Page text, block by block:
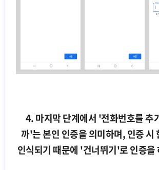
4. 마지막 단계에서 '전화번호를 추
까'는 본인 인증을 의미하며, 인증 시
인식되기 때문에 '건너뛰기'로 인증을